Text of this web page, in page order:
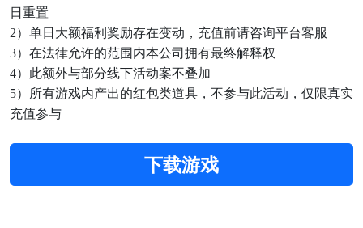
日重置
2）单日大额福利奖励存在变动，充值前请咨询平台客服
3）在法律允许的范围内本公司拥有最终解释权
4）此额外与部分线下活动案不叠加
5）所有游戏内产出的红包类道具 ，不参与此活动，仅限真实
充值参与
下载游戏